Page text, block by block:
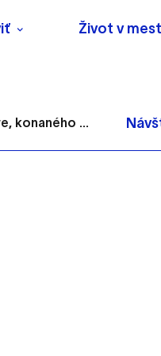
Život v
konaného ...
vašej aktivite a